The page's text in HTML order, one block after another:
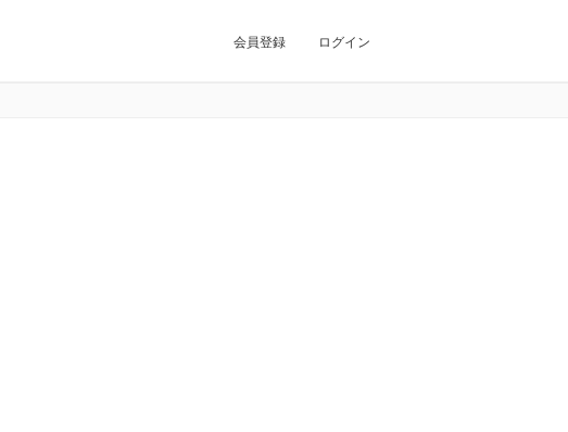
会員登録 ログイン